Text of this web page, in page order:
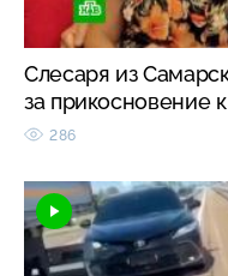
Слесаря из
за прикосновение
286